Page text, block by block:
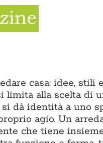
casa: idee, stili
limita alla scelta di
dà identità a uno
agio. Un
che tiene